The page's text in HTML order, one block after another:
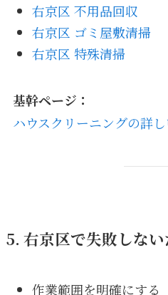
右京区 不用品回収
右京区 ゴミ屋敷清掃
右京区 特殊清掃
基幹ページ：
ハウスクリーニングの詳
5. 右京区で失敗しな
作業範囲を明確にする